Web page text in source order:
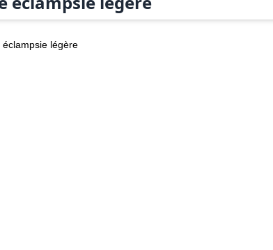
éclampsie légère